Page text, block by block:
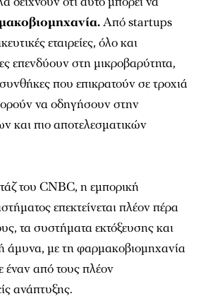
Από startups
εταιρείες, όλο και
επενδύουν στη μικροβαρύτητα,
που επικρατούν σε τροχιά
να οδηγήσουν στην
και πιο αποτελεσματικών
του CNBC, η εμπορική
επεκτείνεται πλέον πέρα
τα συστήματα εκτόξευσης και
άμυνα, με τη φαρμακοβιομηχανία
έναν από τους πλέον
ανάπτυξης.